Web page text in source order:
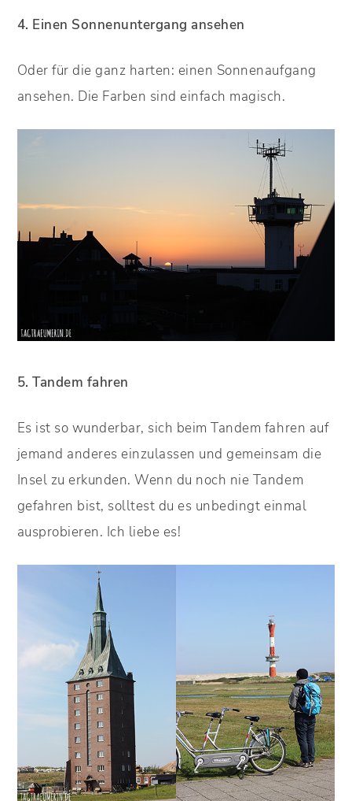
4. Einen Sonnenuntergang ansehen
Oder für die ganz harten: einen Sonnenaufgang
ansehen. Die Farben sind einfach magisch.
5. Tandem fahren
Es ist so wunderbar, sich beim Tandem fahren auf
jemand anderes einzulassen und gemeinsam die
Insel zu erkunden. Wenn du noch nie Tandem
gefahren bist, solltest du es unbedingt einmal
ausprobieren. Ich liebe es!